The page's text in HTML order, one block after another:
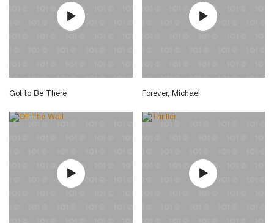
Got to Be There Forever, Michael